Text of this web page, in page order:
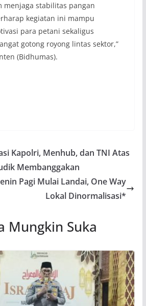
menjaga stabilitas pangan
kegiatan ini mampu
para petani sekaligus
gotong royong lintas sektor,”
(Bidhumas).
Kapolri, Menhub, dan TNI Atas
Membanggakan
Pagi Mulai Landai, One Way
Lokal Dinormalisasi*
Mungkin Suka